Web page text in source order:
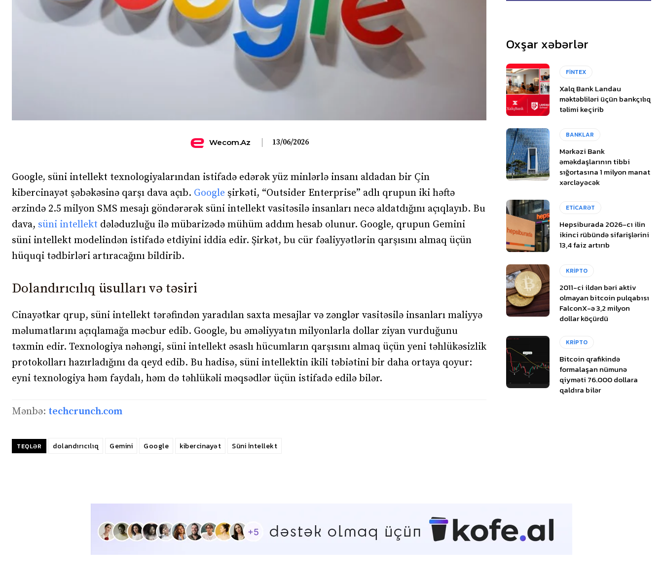
Wecom.az 13/06/2026
Google, süni intellekt texnologiyalarından istifadə edərək yüz minlərlə insanı aldadan bir Çin
kibercinayət şəbəkəsinə qarşı dava açıb. Google şirkəti, “Outsider Enterprise” adlı qrupun iki həftə
ərzində 2.5 milyon SMS mesajı göndərərək süni intellekt vasitəsilə insanları necə aldatdığını açıqlayıb. Bu
dava, süni intellekt dələduzluğu ilə mübarizədə mühüm addım hesab olunur. Google, qrupun Gemini
süni intellekt modelindən istifadə etdiyini iddia edir. Şirkət, bu cür fəaliyyətlərin qarşısını almaq üçün
hüquqi tədbirləri artıracağını bildirib.
Dolandırıcılıq üsulları və təsiri
Cinayətkar qrup, süni intellekt tərəfindən yaradılan saxta mesajlar və zənglər vasitəsilə insanları maliyyə
məlumatlarını açıqlamağa məcbur edib. Google, bu əməliyyatın milyonlarla dollar ziyan vurduğunu
təxmin edir. Texnologiya nəhəngi, süni intellekt əsaslı hücumların qarşısını almaq üçün yeni təhlükəsizlik
protokolları hazırladığını da qeyd edib. Bu hadisə, süni intellektin ikili təbiətini bir daha ortaya qoyur:
eyni texnologiya həm faydalı, həm də təhlükəli məqsədlər üçün istifadə edilə bilər.
Mənbə: techcrunch.com
TEQLƏR dolandırıcılıq Gemini Google kibercinayət Süni İntellekt
Oxşar xəbərlər
FİNTEX
Xalq Bank Landau
məktəbliləri üçün bankçılıq
təlimi keçirib
BANKLAR
Mərkəzi Bank
əməkdaşlarının tibbi
sığortasına 1 milyon manat
xərcləyəcək
ETİCARƏT
Hepsiburada 2026-cı ilin
ikinci rübündə sifarişlərini
13,4 faiz artırıb
KRİPTO
2011-ci ildən bəri aktiv
olmayan bitcoin pulqabısı
FalconX-ə 3,2 milyon
dollar köçürdü
KRİPTO
Bitcoin qrafikində
formalaşan nümunə
qiyməti 76.000 dollara
qaldıra bilər